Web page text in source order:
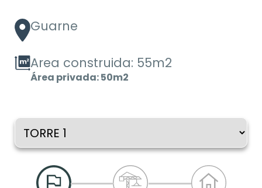
Guarne
Area construida: 55m2
Área privada: 50m2